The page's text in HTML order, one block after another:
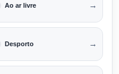
Ao ar livre →
Desporto →